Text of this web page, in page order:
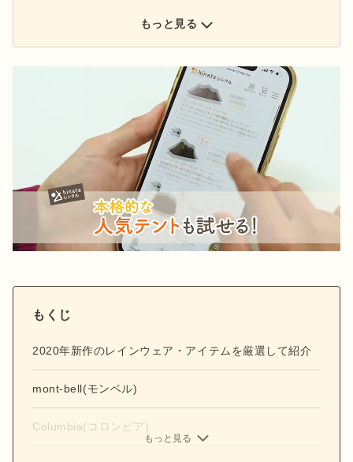
もっと見る
もくじ
2020年新作のレインウェア・アイテムを厳選して紹介
mont-bell(モンベル)
Columbia(コロンビア)
もっと見る